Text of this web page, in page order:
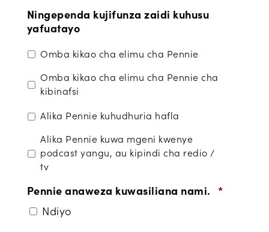
Ningependa kujifunza zaidi kuhusu
yafuatayo
Omba kikao cha elimu cha Pennie
Omba kikao cha elimu cha Pennie cha
kibinafsi
Alika Pennie kuhudhuria hafla
Alika Pennie kuwa mgeni kwenye
podcast yangu, au kipindi cha redio /
tv
Pennie anaweza kuwasiliana nami. *
Ndiyo